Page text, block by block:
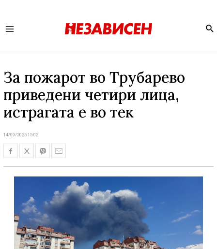
За пожарот во Трубарево
приведени четири лица,
истрагата е во тек
14/09/2025 15:02